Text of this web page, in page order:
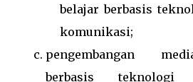
belajar berbasis
komunikasi;
pengembangan
berbasis